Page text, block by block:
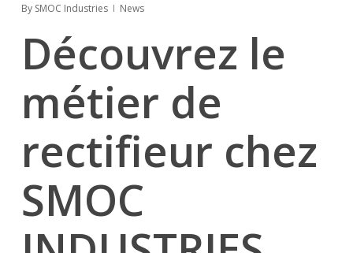
By SMOC Industries News
Découvrez le
métier de
rectifieur chez
SMOC